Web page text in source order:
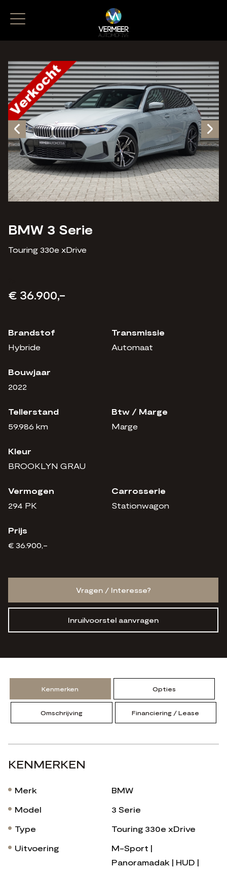
BMW 3 Serie
Touring 330e xDrive
€ 36.900,-
Brandstof
Hybride
Transmissie
Automaat
Bouwjaar
2022
Tellerstand
59.986 km
Btw / Marge
Marge
Kleur
BROOKLYN GRAU
Vermogen
294 PK
Carrosserie
Stationwagon
Prijs
€ 36.900,-
Vragen / Interesse?
Inruilvoorstel aanvragen
Kenmerken Opties
Omschrijving Financiering / Lease
KENMERKEN
Merk
BMW
Model
3 Serie
Type
Touring 330e xDrive
Uitvoering
M-Sport |
Panoramadak | HUD |